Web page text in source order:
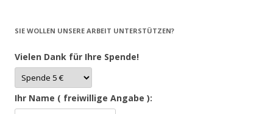
SIE WOLLEN UNSERE ARBEIT UNTERSTÜTZEN?
Vielen Dank für Ihre Spende!
Ihr Name ( freiwillige Angabe ):